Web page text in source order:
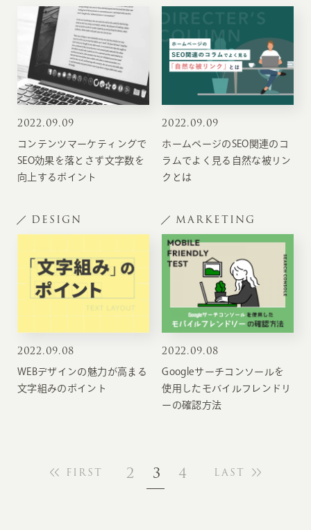
2022.09.09
コンテンツマーケティングで
SEO効果を落とさず文字数を
向上するポイント
2022.09.09
ホームページのSEO関連のコ
ラムでよく見る自然な被リン
クとは
DESIGN
2022.09.08
WEBデザインの魅力が高まる
文字組みのポイント
MARKETING
2022.09.08
Googleサーチコンソールを
使用したモバイルフレンドリ
ーの確認方法
FIRST 2 3 4 LAST